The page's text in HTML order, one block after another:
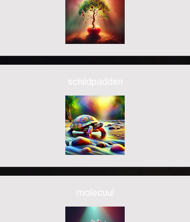
schildpadden
molecuul